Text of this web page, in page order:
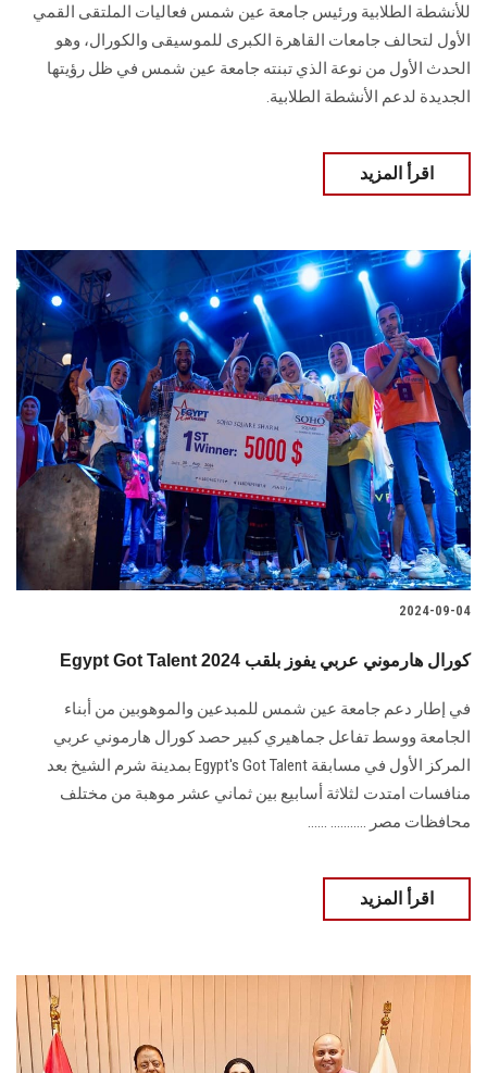
للأنشطة الطلابية ورئيس جامعة عين شمس فعاليات الملتقى القمي
الأول لتحالف جامعات القاهرة الكبرى للموسيقى والكورال، وهو
الحدث الأول من نوعة الذي تبنته جامعة عين شمس في ظل رؤيتها
الجديدة لدعم الأنشطة الطلابية.
اقرأ المزيد
2024-09-04
Egypt Got Talent 2024 كورال هارموني عربي يفوز بلقب
في إطار دعم جامعة عين شمس للمبدعين والموهوبين ‏من أبناء
الجامعة ووسط تفاعل جماهيري كبير حصد كورال هارموني عربي
المركز الأول في ‏مسابقة‎ Egypt's Got Talent ‎بمدينة شرم الشيخ بعد
منافسات امتدت لثلاثة أسابيع بين ثماني ‏عشر موهبة من مختلف
محافظات مصر‎. ‎.......... ......
اقرأ المزيد